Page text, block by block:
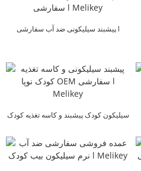
پیشبند سیلیکونی ضد آب سفارشی l
سیلیکون کودک پیشبند و کاسه تغذیه کودک